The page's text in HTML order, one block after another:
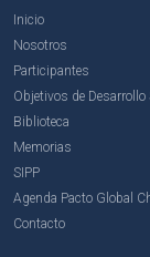
Inicio
Nosotros
Participantes
Objetivos de Desarrollo
Biblioteca
Memorias
SIPP
Agenda Pacto Global
Contacto